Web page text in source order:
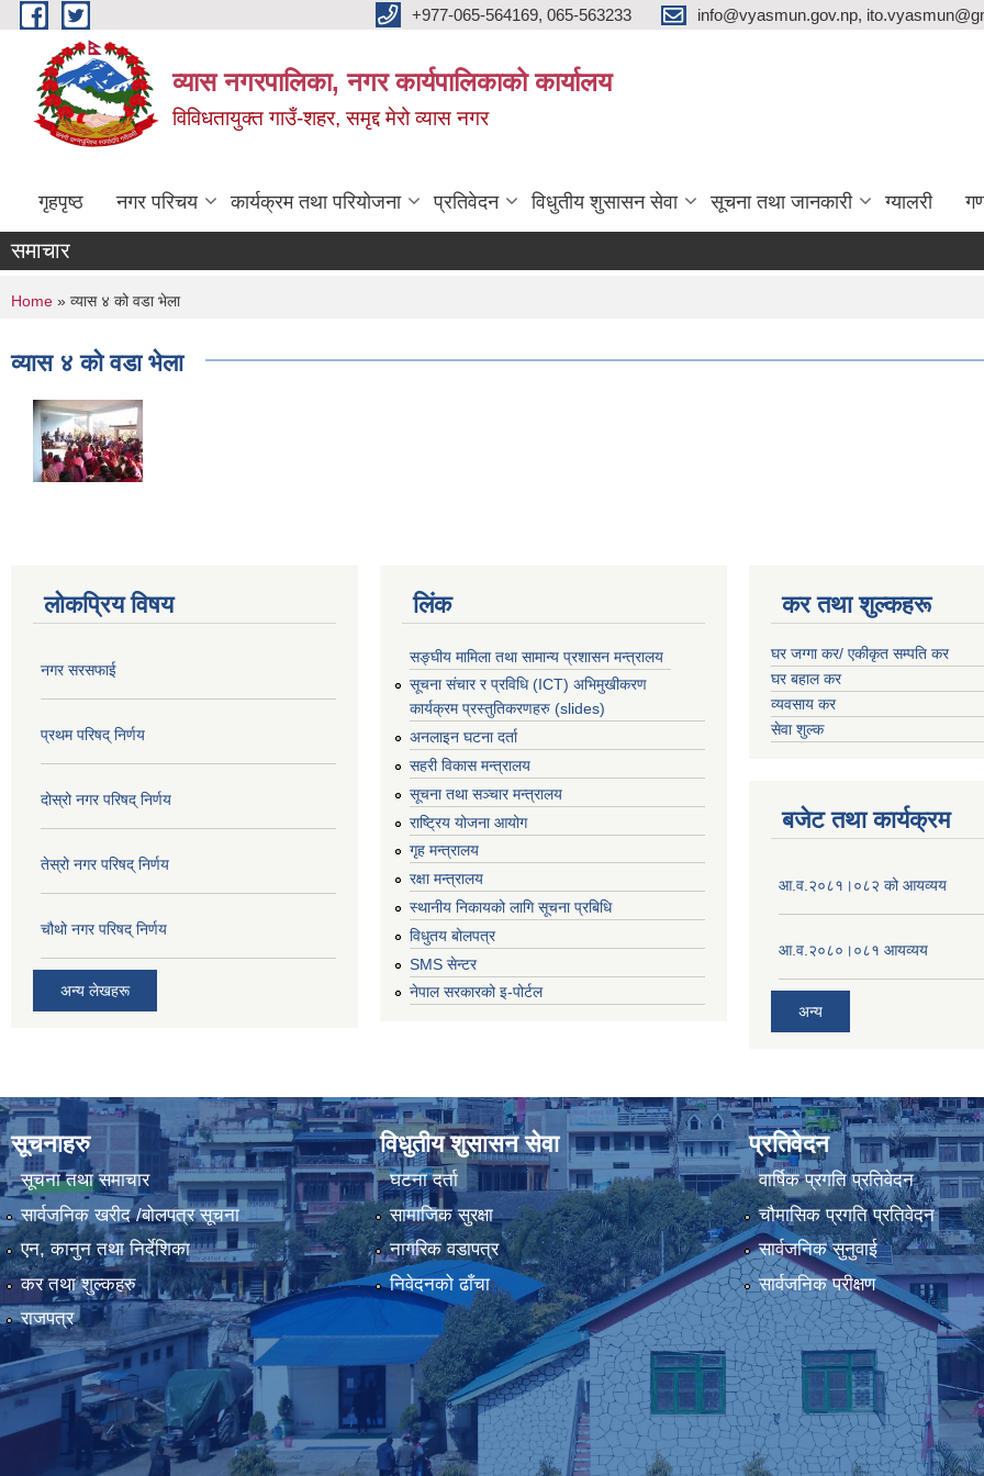
Skip to main content +977-065-564169, 065-563233 info@vyasmun.gov.np,
व्यास नगरपालिका, नगर कार्यपालिकाको कार्यालय
विविधतायुक्त गाउँ-शहर, समृद्द मेरो व्यास नगर
गृहपृष्ठ नगर परिचय कार्यक्रम तथा परियोजना प्रतिवेदन विधुतीय शुसासन सेवा सूचना तथा जानकारी ग्यालरी
समाचार
You are here
Home » व्यास ४ को वडा भेला
व्यास ४ को वडा भेला
लोकप्रिय विषय
नगर सरसफाई
प्रथम परिषद् निर्णय
दोस्रो नगर परिषद् निर्णय
तेस्रो नगर परिषद् निर्णय
चौथो नगर परिषद् निर्णय
अन्य लेखहरू
लिंक
सङ्घीय मामिला तथा सामान्य प्रशासन मन्त्रालय
सूचना संचार र प्रविधि (ICT) अभिमुखीकरण
कार्यक्रम प्रस्तुतिकरणहरु (slides)
अनलाइन घटना दर्ता
सहरी विकास मन्त्रालय
सूचना तथा सञ्चार मन्त्रालय
राष्ट्रिय योजना आयोग
गृह मन्त्रालय
रक्षा मन्त्रालय
स्थानीय निकायको लागि सूचना प्रबिधि
विधुतय बोलपत्र
SMS सेन्टर
नेपाल सरकारको इ-पोर्टल
कर तथा शुल्कहरू
घर जग्गा कर/ एकीकृत सम्पति कर
घर बहाल कर
व्यवसाय कर
सेवा शुल्क
बजेट तथा कार्यक्रम
आ.व.२०८१।०८२ को आयव्यय
आ.व.२०८०।०८१ आयव्यय
अन्य
सूचनाहरु
सूचना तथा समाचार
सार्वजनिक खरीद /बोलपत्र सूचना
एन, कानुन तथा निर्देशिका
कर तथा शुल्कहरु
राजपत्र
विधुतीय शुसासन सेवा
घटना दर्ता
सामाजिक सुरक्षा
नागरिक वडापत्र
निवेदनको ढाँचा
प्रतिवेदन
वार्षिक प्रगति प्रतिवेदन
चौमासिक प्रगति प्रतिवेदन
सार्वजनिक सुनुवाई
सार्वजनिक परीक्षण